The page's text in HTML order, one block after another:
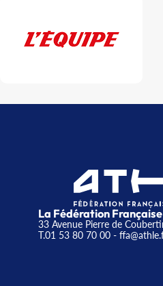
La Fédération
33 Avenue Pierre de
T.01 53 80 70 00-